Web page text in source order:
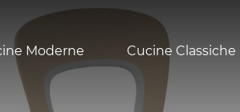
Moderne Cucine Classiche